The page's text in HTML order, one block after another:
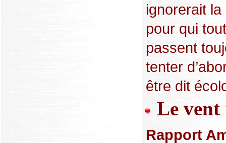
ignorerait
pour qui
passent
tenter
être dit
Le vent
Rapport